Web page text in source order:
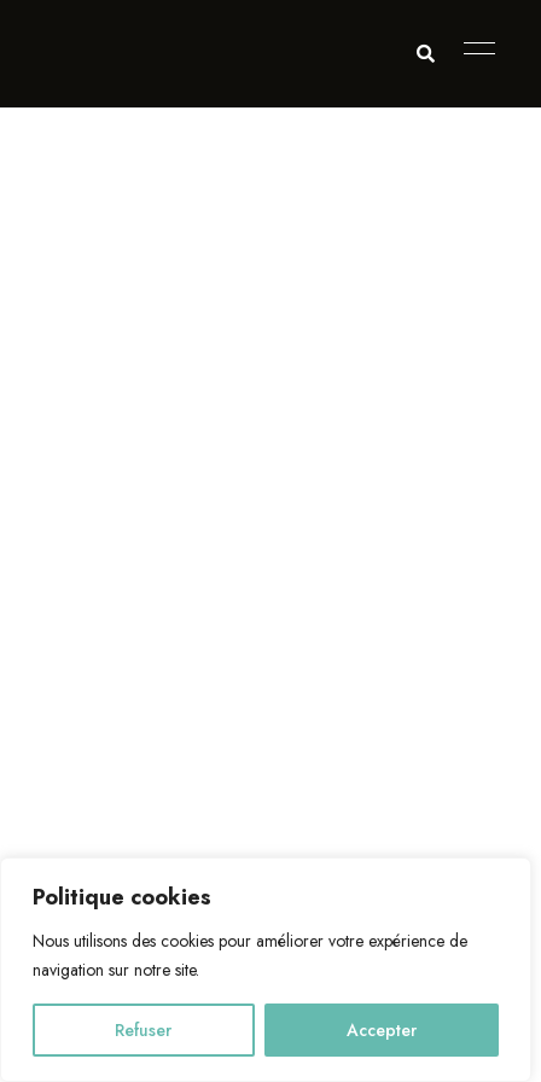
Politique cookies
Nous utilisons des cookies pour améliorer votre expérience de
navigation sur notre site.
Refuser Accepter